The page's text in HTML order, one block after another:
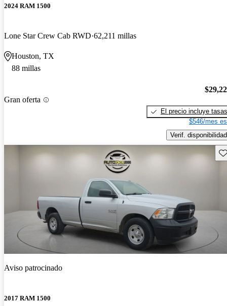
2024 RAM 1500
Lone Star Crew Cab RWD 62,211 millas
Houston, TX
88 millas
Gran oferta
El precio incluye tasas
$546/mes
Verif. disponibilidad
Aviso patrocinado
2017 RAM 1500